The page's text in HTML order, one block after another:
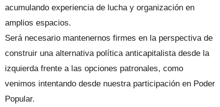
acumulando experiencia de lucha y organización en
amplios espacios.
Será necesario mantenernos firmes en la perspectiva de
construir una alternativa política anticapitalista desde la
izquierda frente a las opciones patronales, como
venimos intentando desde nuestra participación en Poder
Popular.